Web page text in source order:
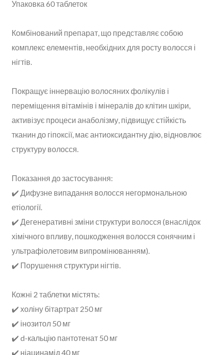
Упаковка 60 таблеток
Комбінований препарат, що представляє собою
комплекс елементів, необхідних для росту волосся і
нігтів.
Покращує іннервацію волосяних фолікулів і
переміщення вітамінів і мінералів до клітин шкіри,
активізує процеси анаболізму, підвищує стійкість
тканин до гіпоксії, має антиоксидантну дію, відновлює
структуру волосся.
Показання до застосування:
✔️ Дифузне випадання волосся негормональною
етіології.
✔️ Дегенеративні зміни структури волосся (внаслідок
хімічного впливу, пошкодження волосся сонячним і
ультрафіолетовим випромінюванням).
✔️ Порушення структури нігтів.
Кожні 2 таблетки містять:
✔️ холіну бітартрат 250 мг
✔️ інозитол 50 мг
✔️ d-кальцію пантотенат 50 мг
✔️ ніацинамід 40 мг